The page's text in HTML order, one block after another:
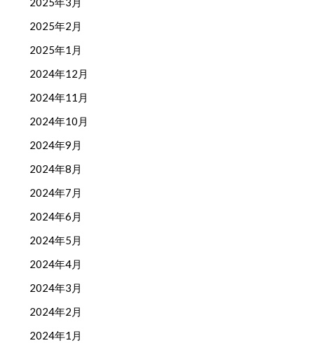
2025年2月
2025年1月
2024年12月
2024年11月
2024年10月
2024年9月
2024年8月
2024年7月
2024年6月
2024年5月
2024年4月
2024年3月
2024年2月
2024年1月